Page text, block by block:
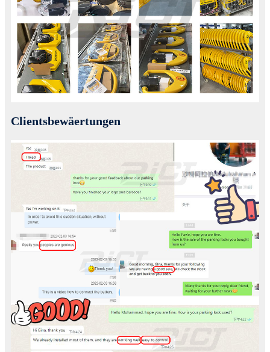
Clientsbewäertungen